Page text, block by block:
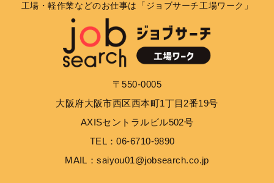
工場・軽作業などのお仕事は「ジョブサーチ工場ワーク」
〒550-0005
大阪府大阪市西区西本町1丁目2番19号
AXISセントラルビル502号
TEL：06-6710-9890
MAIL：saiyou01@jobsearch.co.jp